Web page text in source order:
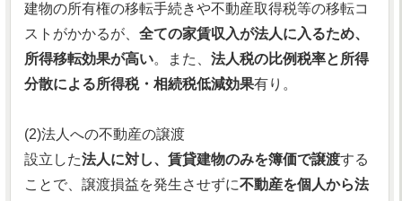
建物の所有権の移転手続きや不動産取得税等の移転コ
ストがかかるが、 全ての家賃収入が法人に入るため、
所得移転効果が高い。また、 法人税の比例税率と所得
分散による所得税・相続税低減効果有り。
(2)法人への不動産の譲渡
設立した法人に対し、賃貸建物のみを簿価で譲渡する
ことで、譲渡損益を発生させずに不動産を個人から法